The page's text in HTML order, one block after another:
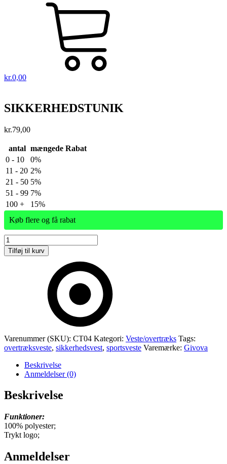
kr.0,00
SIKKERHEDSTUNIK
kr.79,00
antal mængede Rabat
0 - 10
0%
11 - 20 2%
21 - 50 5%
51 - 99 7%
100 +
15%
Køb flere og få rabat
SIKKERHEDSTUNIK
antal
Tilføj til kurv
Varenummer (SKU): CT04 Kategori: Veste/overtræks Tags:
overtræksveste, sikkerhedsvest, sportsveste Varemærke: Givova
Beskrivelse
Anmeldelser (0)
Beskrivelse
Funktioner:
100% polyester;
Trykt logo;
Anmeldelser